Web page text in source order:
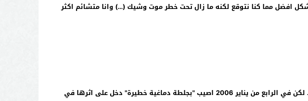
افضل مما كنا نتوقع لكنه ما زال تحت خطر موت وشيك (…) وانا متشائم اكثر
وكان شارون ادخل في 18 دجنبر 2005 المستشفى على اثر "جلطة دماغية طفيفة" تعافى منها بسرعة. لكن في الرابع من يناير 2006 اصيب "بجلطة دماغية خطيرة" دخل على اثرها في